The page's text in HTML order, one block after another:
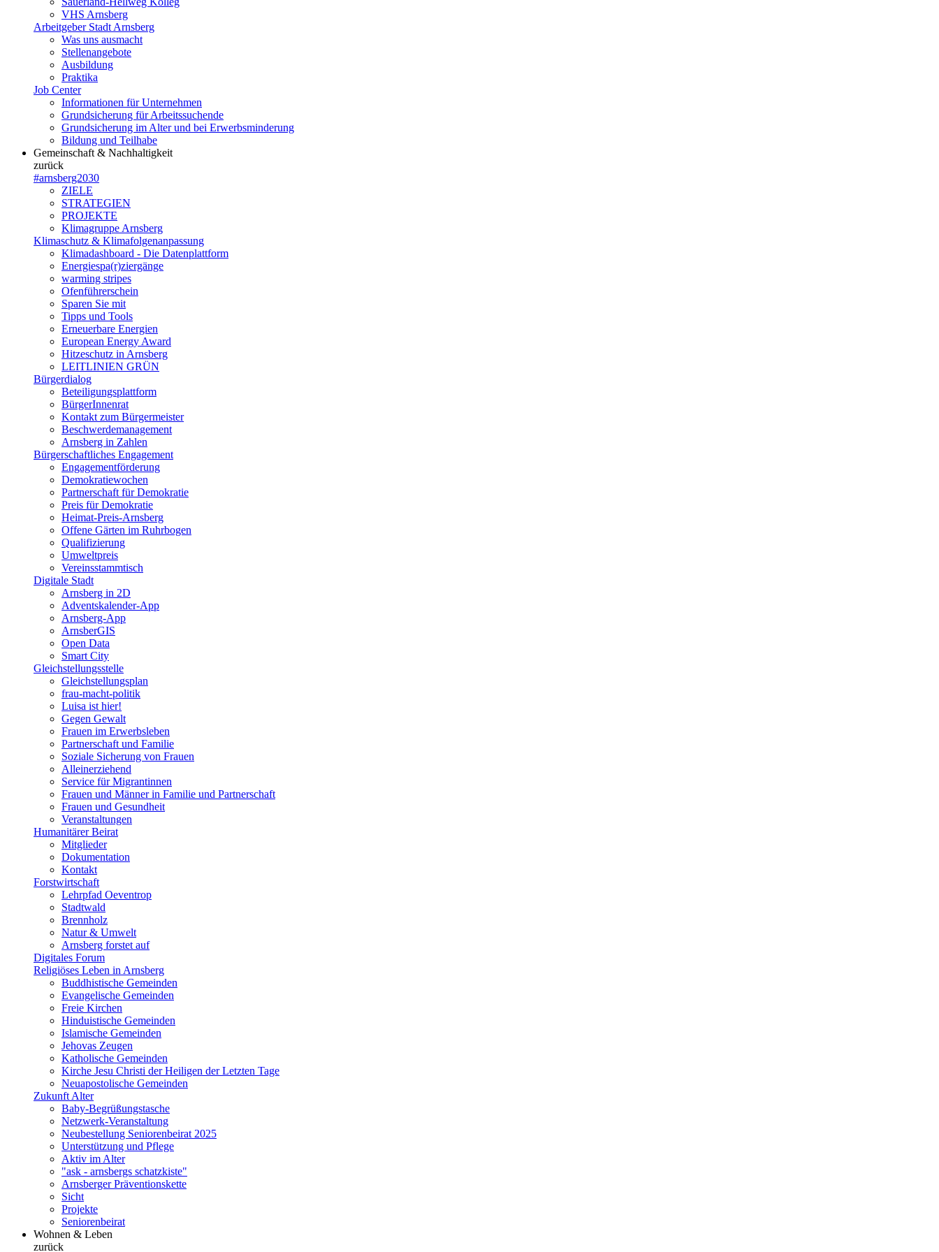
VHS Arnsberg
Arbeitgeber Stadt Arnsberg
Was uns ausmacht
Stellenangebote
Ausbildung
Praktika
Job Center
Informationen für Unternehmen
Grundsicherung für Arbeitssuchende
Grundsicherung im Alter und bei Erwerbsminderung
Bildung und Teilhabe
Gemeinschaft & Nachhaltigkeit
zurück
#arnsberg2030
ZIELE
STRATEGIEN
PROJEKTE
Klimagruppe Arnsberg
Klimaschutz & Klimafolgenanpassung
Klimadashboard - Die Datenplattform
Energiespa(r)ziergänge
warming stripes
Ofenführerschein
Sparen Sie mit
Tipps und Tools
Erneuerbare Energien
European Energy Award
Hitzeschutz in Arnsberg
LEITLINIEN GRÜN
Bürgerdialog
Beteiligungsplattform
BürgerInnenrat
Kontakt zum Bürgermeister
Beschwerdemanagement
Arnsberg in Zahlen
Bürgerschaftliches Engagement
Engagementförderung
Demokratiewochen
Partnerschaft für Demokratie
Preis für Demokratie
Heimat-Preis-Arnsberg
Offene Gärten im Ruhrbogen
Qualifizierung
Umweltpreis
Vereinsstammtisch
Digitale Stadt
Arnsberg in 2D
Adventskalender-App
Arnsberg-App
ArnsberGIS
Open Data
Smart City
Gleichstellungsstelle
Gleichstellungsplan
frau-macht-politik
Luisa ist hier!
Gegen Gewalt
Frauen im Erwerbsleben
Partnerschaft und Familie
Soziale Sicherung von Frauen
Alleinerziehend
Service für Migrantinnen
Frauen und Männer in Familie und Partnerschaft
Frauen und Gesundheit
Veranstaltungen
Humanitärer Beirat
Mitglieder
Dokumentation
Kontakt
Forstwirtschaft
Lehrpfad Oeventrop
Stadtwald
Brennholz
Natur & Umwelt
Arnsberg forstet auf
Digitales Forum
Religiöses Leben in Arnsberg
Buddhistische Gemeinden
Evangelische Gemeinden
Freie Kirchen
Hinduistische Gemeinden
Islamische Gemeinden
Jehovas Zeugen
Katholische Gemeinden
Kirche Jesu Christi der Heiligen der Letzten Tage
Neuapostolische Gemeinden
Zukunft Alter
Baby-Begrüßungstasche
Netzwerk-Veranstaltung
Neubestellung Seniorenbeirat 2025
Unterstützung und Pflege
Aktiv im Alter
"ask - arnsbergs schatzkiste"
Arnsberger Präventionskette
Sicht
Projekte
Seniorenbeirat
Wohnen & Leben
zurück